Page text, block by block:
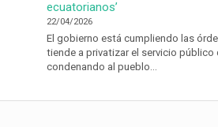
ecuatorianos’
22/04/2026
El gobierno está cumpliendo las
tiende a privatizar el servicio público
condenando al pueblo…